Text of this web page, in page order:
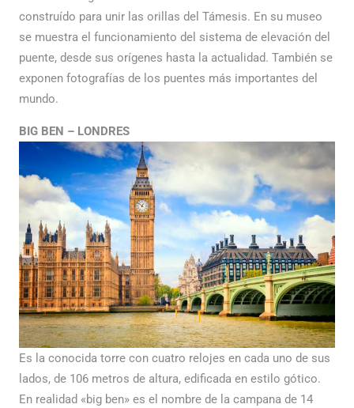
construído para unir las orillas del Támesis. En su museo
se muestra el funcionamiento del sistema de elevación del
puente, desde sus orígenes hasta la actualidad. También se
exponen fotografías de los puentes más importantes del
mundo.
BIG BEN – LONDRES
Es la conocida torre con cuatro relojes en cada uno de sus
lados, de 106 metros de altura, edificada en estilo gótico.
En realidad «big ben» es el nombre de la campana de 14